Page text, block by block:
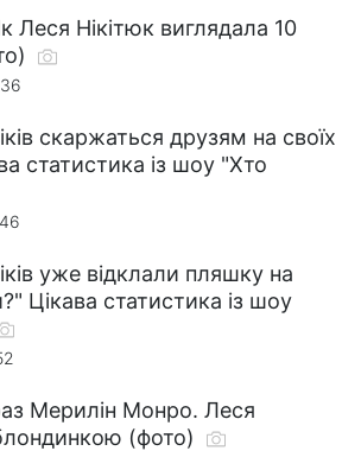
Леся Нікітюк виглядала 10
скаржаться друзям на своїх
статистика із шоу "Хто
уже відклали пляшку на
Цікава статистика із шоу
Мерилін Монро. Леся
(фото)